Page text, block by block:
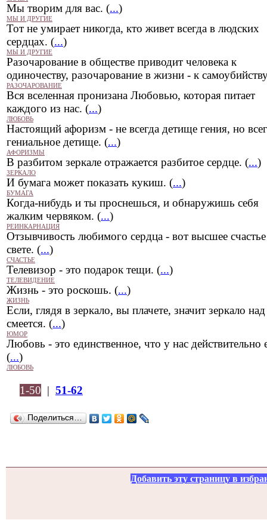
Мы творим для вас. (...)
МЫ И ДРУГИЕ
Тот не умирает никогда, кто живет всегда в людских
сердцах. (...)
МЫ И ДРУГИЕ
Разочарование в обществе приводит человека к
одиночеству, разочарование в жизни - к
РАЗОЧАРОВАНИЕ
Вся вселенная пронизана Любовью, которая питает
каждого из нас. (...)
ЛЮБОВЬ
Настоящий афоризм - не всегда детище гения, но
гениальное детище. (...)
АФОРИЗМЫ
В разбитом зеркале отражается разбитое сердце. (...)
ЗЕРКАЛО
И бумага может показать кукиш. (...)
БУМАГА
Когда-нибудь и ты проснешься, и обнаружишь себя
жалким червяком. (...)
РЕИНКАРНАЦИЯ
Отзывчивость любимого сердца - вот высшее
свете. (...)
СЧАСТЬЕ
Телевизор - это подарок тещи. (...)
ТЕЛЕВИДЕНИЕ
Жизнь - это роскошь. (...)
ЖИЗНЬ
Если, глядя в зеркало, вы плачете, значит зеркало
смеется. (...)
ЮМОР
Любовь - это единственное, что у нас действительно
(...)
ЛЮБОВЬ
1-50 | 51-62
Поделиться…
Добавить эту страницу в